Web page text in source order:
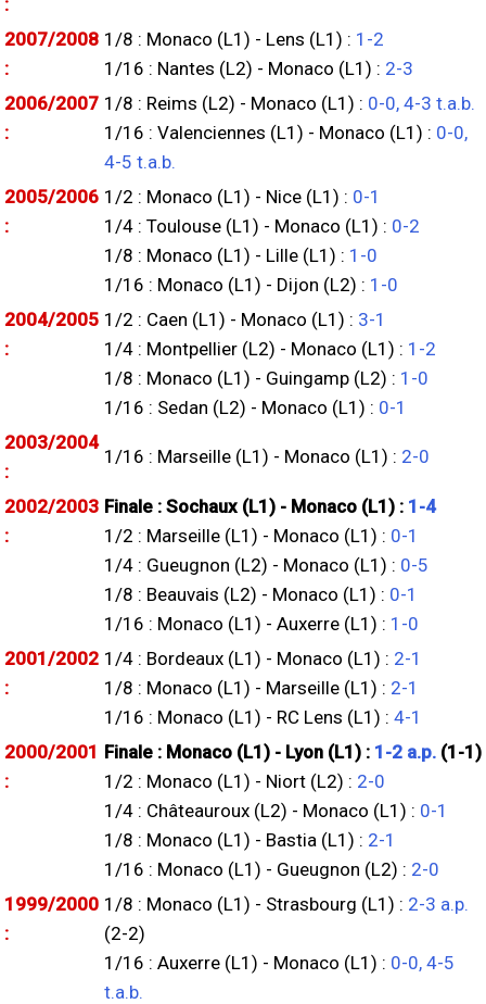
:
2007/2008
:
1/8 : Monaco (L1) - Lens (L1) : 1-2
1/16 : Nantes (L2) - Monaco (L1) : 2-3
2006/2007
:
1/8 : Reims (L2) - Monaco (L1) : 0-0, 4-3 t.a.b.
1/16 : Valenciennes (L1) - Monaco (L1) : 0-0,
4-5 t.a.b.
2005/2006
:
1/2 : Monaco (L1) - Nice (L1) : 0-1
1/4 : Toulouse (L1) - Monaco (L1) : 0-2
1/8 : Monaco (L1) - Lille (L1) : 1-0
1/16 : Monaco (L1) - Dijon (L2) : 1-0
2004/2005
:
1/2 : Caen (L1) - Monaco (L1) : 3-1
1/4 : Montpellier (L2) - Monaco (L1) : 1-2
1/8 : Monaco (L1) - Guingamp (L2) : 1-0
1/16 : Sedan (L2) - Monaco (L1) : 0-1
2003/2004
:
1/16 : Marseille (L1) - Monaco (L1) : 2-0
2002/2003
:
Finale : Sochaux (L1) - Monaco (L1) : 1-4
1/2 : Marseille (L1) - Monaco (L1) : 0-1
1/4 : Gueugnon (L2) - Monaco (L1) : 0-5
1/8 : Beauvais (L2) - Monaco (L1) : 0-1
1/16 : Monaco (L1) - Auxerre (L1) : 1-0
2001/2002
:
1/4 : Bordeaux (L1) - Monaco (L1) : 2-1
1/8 : Monaco (L1) - Marseille (L1) : 2-1
1/16 : Monaco (L1) - RC Lens (L1) : 4-1
2000/2001
:
Finale : Monaco (L1) - Lyon (L1) : 1-2 a.p. (1-1)
1/2 : Monaco (L1) - Niort (L2) : 2-0
1/4 : Châteauroux (L2) - Monaco (L1) : 0-1
1/8 : Monaco (L1) - Bastia (L1) : 2-1
1/16 : Monaco (L1) - Gueugnon (L2) : 2-0
1999/2000
:
1/8 : Monaco (L1) - Strasbourg (L1) : 2-3 a.p.
(2-2)
1/16 : Auxerre (L1) - Monaco (L1) : 0-0, 4-5
t.a.b.